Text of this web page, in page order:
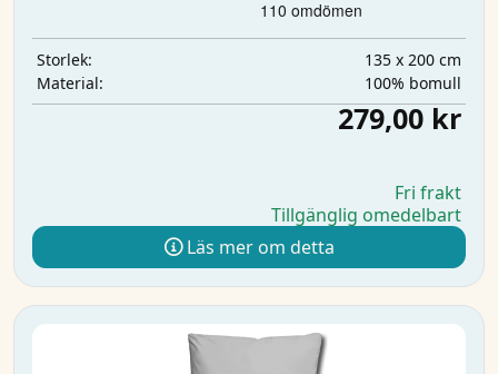
Storlek:
135 x 200 cm
Material:
100% bomull
279,00 kr
Fri frakt
Tillgänglig omedelbart
Läs mer om detta